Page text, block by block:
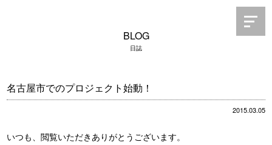
BLOG
日誌
名古屋市でのプロジェクト始動！
2015.03.05
いつも、閲覧いただきありがとうございます。